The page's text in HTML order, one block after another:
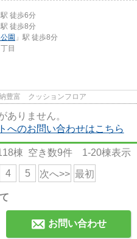
駅 徒歩6分
駅 徒歩8分
園 」駅 徒歩8分
目
富 クッションフロア
ありません。
へのお問い合わせはこちら
棟 空き数9件 1-20棟表示
4 5 次へ>> 最初
お問い合わせ